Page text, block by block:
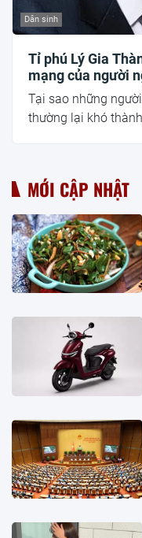
Dân sinh
Tỉ phú Lý Gia
mạng của người
Tại sao những
thường lại khó
MỚI CẬP NHẬT